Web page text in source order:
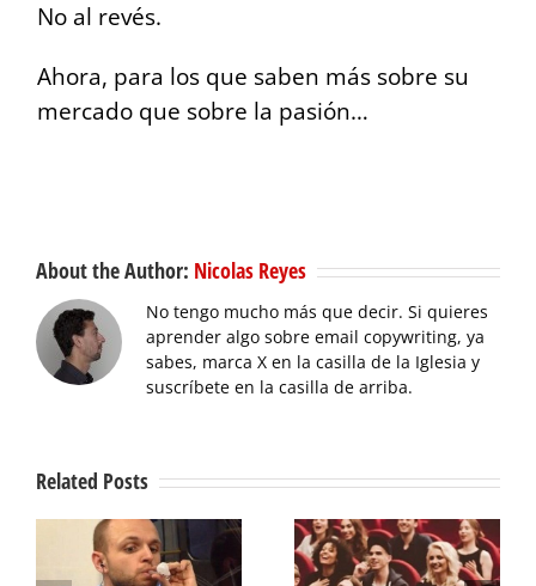
No al revés.
Ahora, para los que saben más sobre su
mercado que sobre la pasión…
About the Author: Nicolas Reyes
No tengo mucho más que decir. Si quieres
aprender algo sobre email copywriting, ya
sabes, marca X en la casilla de la Iglesia y
suscríbete en la casilla de arriba.
Related Posts